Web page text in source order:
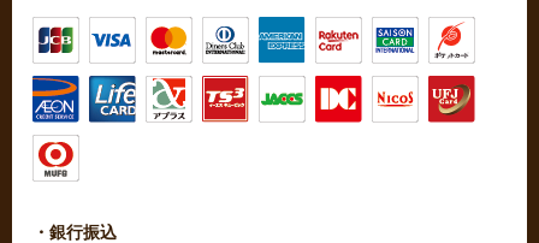
・銀行振込